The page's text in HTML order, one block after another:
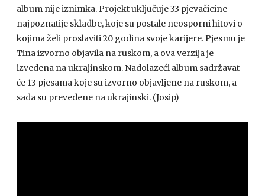
album nije iznimka. Projekt uključuje 33 pjevačicine
najpoznatije skladbe, koje su postale neosporni hitovi o
kojima želi proslaviti 20 godina svoje karijere. Pjesmu je
Tina izvorno objavila na ruskom, a ova verzija je
izvedena na ukrajinskom. Nadolazeći album sadržavat
će 13 pjesama koje su izvorno objavljene na ruskom, a
sada su prevedene na ukrajinski. (Josip)